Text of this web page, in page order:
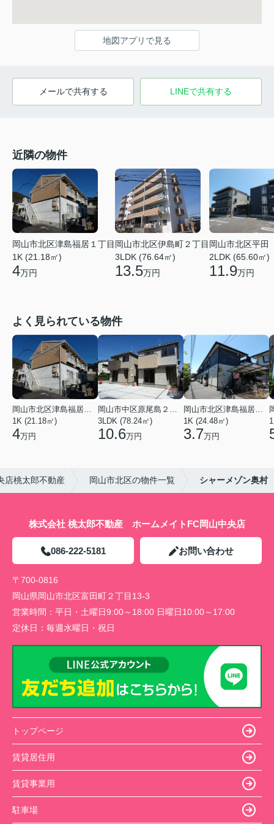
地図アプリで見る
メールで共有する LINEで共有する
近隣の物件
岡山市北区津島福居１丁目
1K (21.18㎡)
4万円
岡山市北区伊島町２丁目
3LDK (76.64㎡)
13.5万円
岡山市北区平田
2LDK (65.60㎡)
11.9万円
よく見られている物件
岡山市北区津島福居１丁目
1K (21.18㎡)
4万円
岡山市中区原尾島２丁目
3LDK (78.24㎡)
10.6万円
岡山市北区津島福居１丁目
1K (24.48㎡)
3.7万円
店桃太郎不動産 岡山市北区の物件一覧 シャーメゾン奥村
株式会社 桃太郎不動産 ホームメイトFC岡山中央店
086-222-5181 お問い合わせ
〒700-0816
岡山県岡山市北区富田町２丁目13-3
営業時間： 平日・土曜日9:00～18:00 日曜日10:00～17:00
定休日： 毎週水曜日・祝日
トップページ
賃貸居住用
賃貸事業用
駐車場